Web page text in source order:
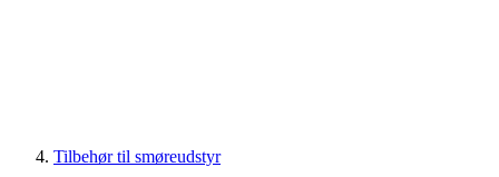
Tilbehør til smøreudstyr